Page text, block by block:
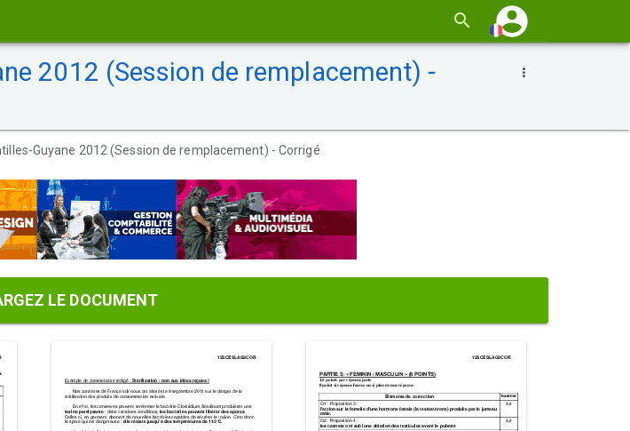
2012 (Session de remplacement) -
Guyane 2012 (Session de remplacement) - Corrigé
LE DOCUMENT